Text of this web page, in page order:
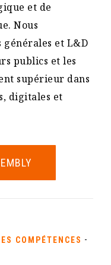
et de
Nous
générales et L&D
publics et les
supérieur dans
digitales et
COMPÉTENCES -